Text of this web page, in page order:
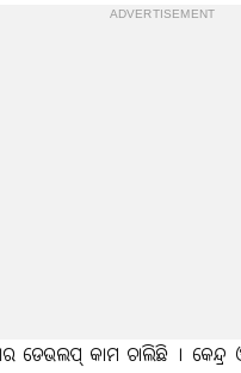
ADVERTISEMENT
କାମ ଚାଲିଛି । କେନ୍ଦ୍ର ଓ